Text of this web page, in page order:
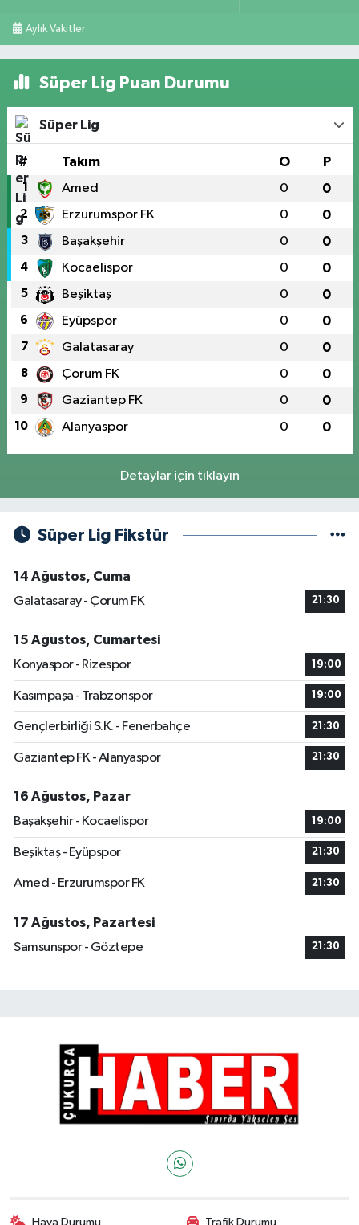
Aylık Vakitler
Süper Lig Puan Durumu
Süper Lig
# Takım O P
1 Amed 0 0
2 Erzurumspor FK 0 0
3 Başakşehir 0 0
4 Kocaelispor 0 0
5 Beşiktaş 0 0
6 Eyüpspor 0 0
7 Galatasaray 0 0
8 Çorum FK 0 0
9 Gaziantep FK 0 0
10 Alanyaspor 0 0
Detaylar için tıklayın
Süper Lig Fikstür
14 Ağustos, Cuma
Galatasaray - Çorum FK
21:30
15 Ağustos, Cumartesi
Konyaspor - Rizespor
19:00
Kasımpaşa - Trabzonspor 19:00
Gençlerbirliği S.K. - Fenerbahçe 21:30
Gaziantep FK - Alanyaspor 21:30
16 Ağustos, Pazar
Başakşehir - Kocaelispor
19:00
Beşiktaş - Eyüpspor 21:30
Amed - Erzurumspor FK 21:30
17 Ağustos, Pazartesi
Samsunspor - Göztepe
21:30
Hava Durumu Trafik Durumu